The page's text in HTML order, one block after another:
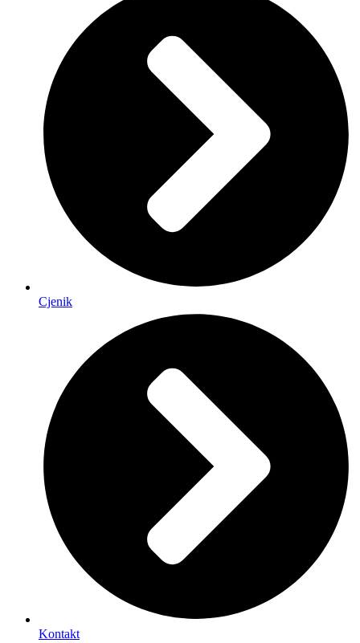
Cjenik
Kontakt